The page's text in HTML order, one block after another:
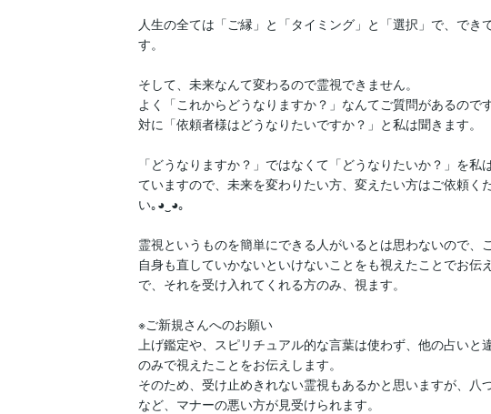
人生の全ては「ご縁」と「タイミング」と「選択」で、でき
す。
そして、未来なんて変わるので霊視できません。
よく「これからどうなりますか？」なんてご質問があるので
対に「依頼者様はどうなりたいですか？」と私は聞きます。
「どうなりますか？」ではなくて「どうなりたいか？」を私
ていますので、未来を変わりたい方、変えたい方はご依頼く
い｡⁠◕⁠‿⁠◕⁠｡
霊視というものを簡単にできる人がいるとは思わないので、
自身も直していかないといけないことをも視えたことでお伝
で、それを受け入れてくれる方のみ、視ます。
※ご新規さんへのお願い
上げ鑑定や、スピリチュアル的な言葉は使わず、他の占いと
のみで視えたことをお伝えします。
そのため、受け止めきれない霊視もあるかと思いますが、八
など、マナーの悪い方が見受けられます。